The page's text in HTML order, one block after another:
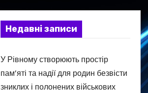
Недавні записи
У Рівному створюють простір
пам’яті та надії для родин безвісти
зниклих і полонених військових